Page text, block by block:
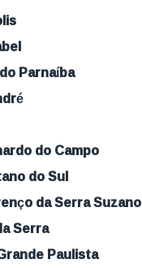
Parnaíba
do Campo
do Sul
da Serra Suzano
Serra
Paulista